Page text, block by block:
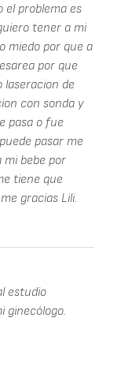
el problema es
tener a mi
miedo por que a
por que
laseracion de
con sonda y
pasa o fue
pasar me
mi bebe por
tiene que
gracias Lili.
estudio
ginecólogo.